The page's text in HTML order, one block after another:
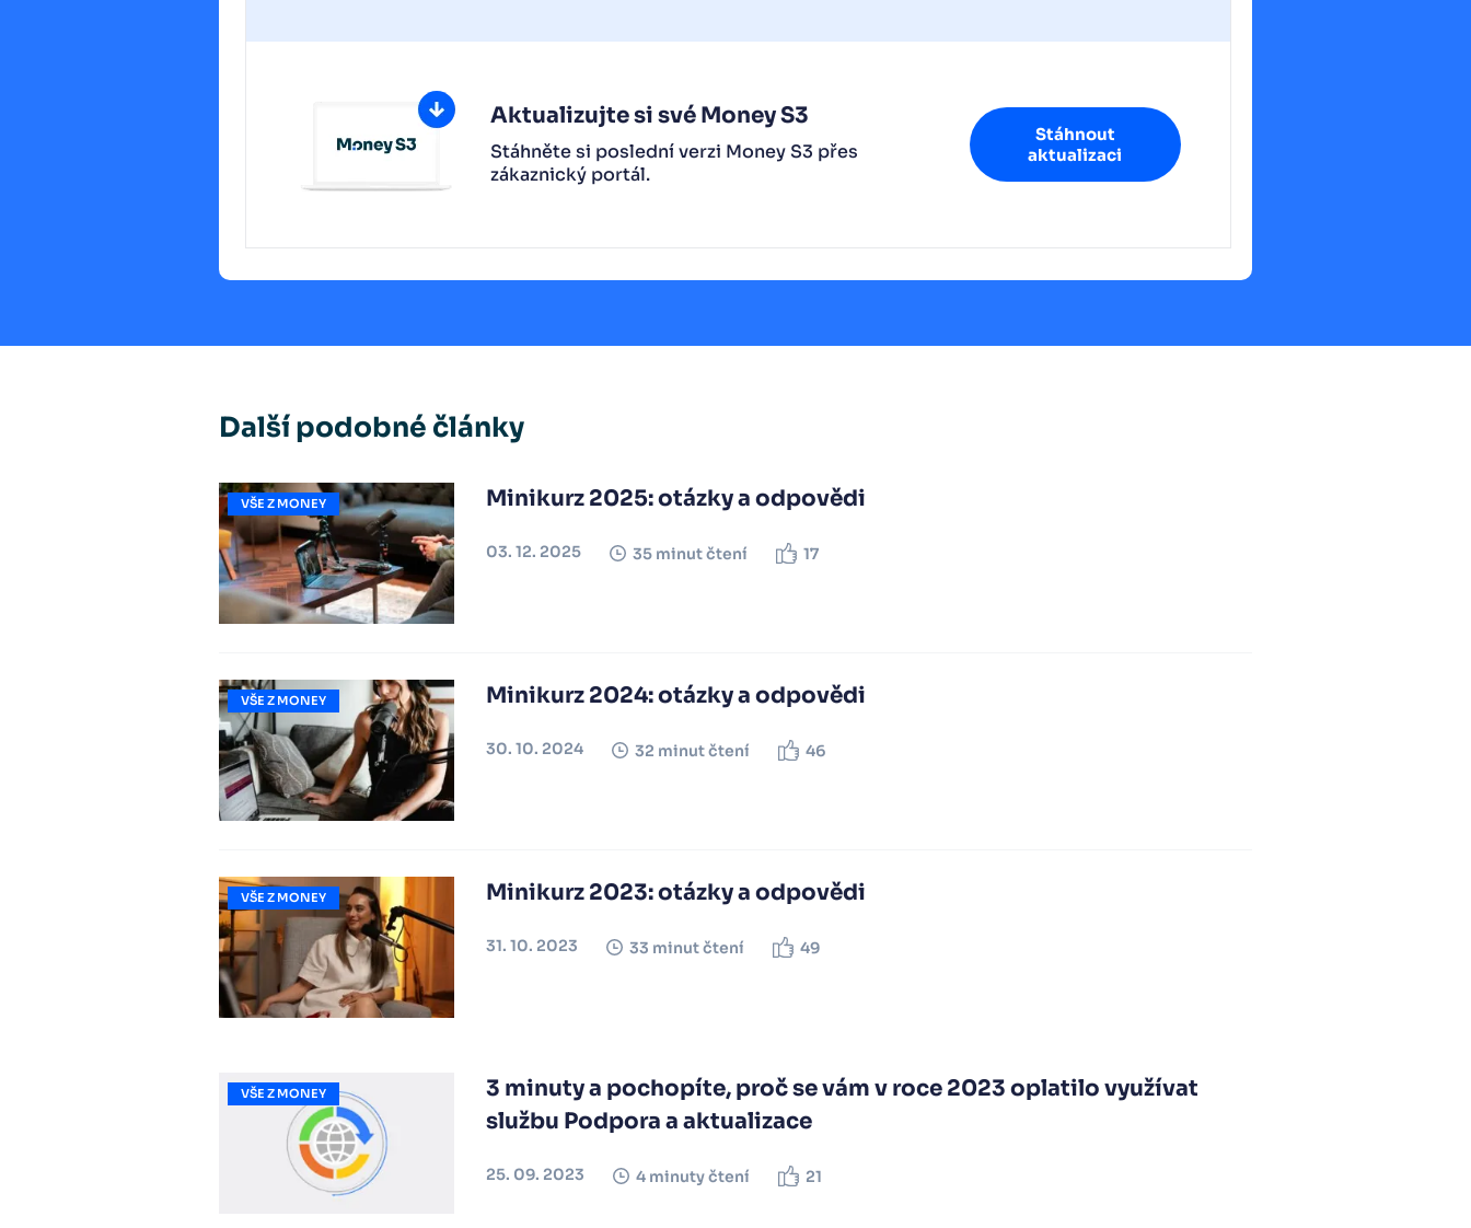
Aktualizujte si své Money S3
Stáhněte si poslední verzi Money S3 přes
zákaznický portál.
Stáhnout
aktualizaci
Další podobné články
VŠE Z MONEY Minikurz 2025: otázky a odpovědi
03. 12. 2025 35 minut čtení 17
VŠE Z MONEY Minikurz 2024: otázky a odpovědi
30. 10. 2024 32 minut čtení 46
VŠE Z MONEY Minikurz 2023: otázky a odpovědi
31. 10. 2023 33 minut čtení 49
VŠE Z MONEY
3 minuty a pochopíte, proč se vám v roce 2023 oplatilo využívat
službu Podpora a aktualizace
25. 09. 2023 4 minuty čtení 21